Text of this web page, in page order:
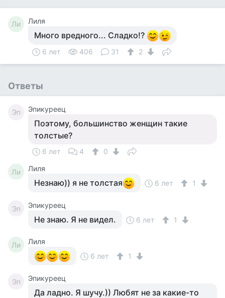
Ли Лиля
Много вредного... Сладко!?
6 лет 406 31 2
Ответы
Эп Эпикуреец
Поэтому, большинство женщин такие
толстые?
6 лет 4 0
Ли Лиля
Незнаю)) я не толстая 6 лет 1
Эп Эпикуреец
Не знаю. Я не видел. 6 лет 1
Ли
Лиля
6 лет
1
Эп Эпикуреец
Да ладно. Я шучу.)) Любят не за какие-то